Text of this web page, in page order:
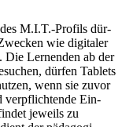
des M.I.T.-Profils dür­
wie digi­ta­ler
Die Ler­nen­den ab der
dür­fen Tablets
wenn sie zuvor
ver­pflich­ten­de Ein­
jeweils zu